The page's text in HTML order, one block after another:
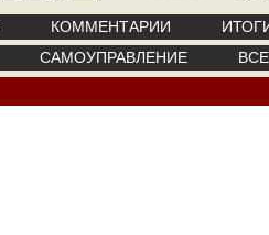
КОММЕНТАРИИ
САМОУПРАВЛЕНИЕ